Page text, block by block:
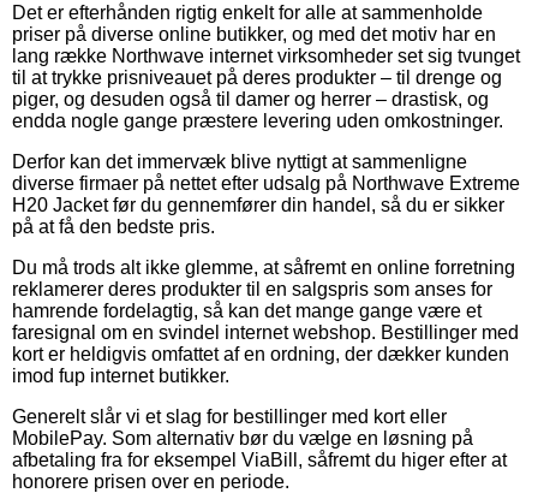
Det er efterhånden rigtig enkelt for alle at sammenholde
priser på diverse online butikker, og med det motiv har en
lang række Northwave internet virksomheder set sig tvunget
til at trykke prisniveauet på deres produkter – til drenge og
piger, og desuden også til damer og herrer – drastisk, og
endda nogle gange præstere levering uden omkostninger.
Derfor kan det immervæk blive nyttigt at sammenligne
diverse firmaer på nettet efter udsalg på Northwave Extreme
H20 Jacket før du gennemfører din handel, så du er sikker
på at få den bedste pris.
Du må trods alt ikke glemme, at såfremt en online forretning
reklamerer deres produkter til en salgspris som anses for
hamrende fordelagtig, så kan det mange gange være et
faresignal om en svindel internet webshop. Bestillinger med
kort er heldigvis omfattet af en ordning, der dækker kunden
imod fup internet butikker.
Generelt slår vi et slag for bestillinger med kort eller
MobilePay. Som alternativ bør du vælge en løsning på
afbetaling fra for eksempel ViaBill, såfremt du higer efter at
honorere prisen over en periode.